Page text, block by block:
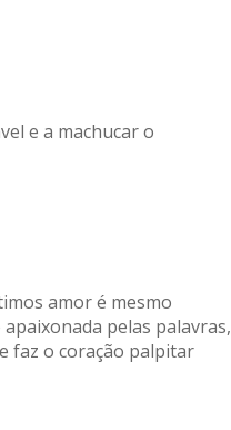
e a machucar o
amor é mesmo
pelas palavras,
faz o coração palpitar